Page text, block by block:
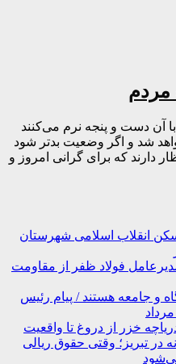
آن دست و پنجه نرم‌ می‌کنند
شد و اگر وضعیت بدتر شود
دارند که برای گرانی امروز و
انقلاب اسلامی شهرستان
فولاد ظفر از مقاومت
و جامعه هستند / پیام رئیس
خزر از دروغ تا واقعیت
در تبریز؛ وقتی حقوق ریالی